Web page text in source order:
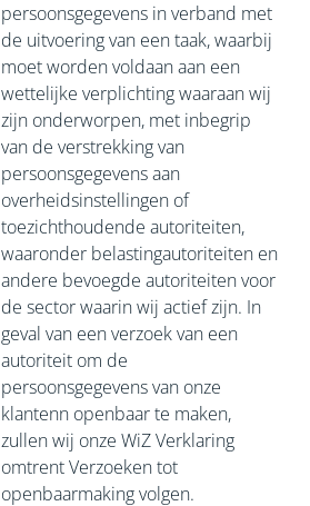
persoonsgegevens in verband met
de uitvoering van een taak, waarbij
moet worden voldaan aan een
wettelijke verplichting waaraan wij
zijn onderworpen, met inbegrip
van de verstrekking van
persoonsgegevens aan
overheidsinstellingen of
toezichthoudende autoriteiten,
waaronder belastingautoriteiten en
andere bevoegde autoriteiten voor
de sector waarin wij actief zijn. In
geval van een verzoek van een
autoriteit om de
persoonsgegevens van onze
klantenn openbaar te maken,
zullen wij onze WiZ Verklaring
omtrent Verzoeken tot
openbaarmaking volgen.